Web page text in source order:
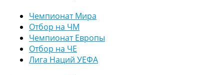
Чемпионат Мира
Отбор на ЧМ
Чемпионат Европы
Отбор на ЧЕ
Лига Наций УЕФА